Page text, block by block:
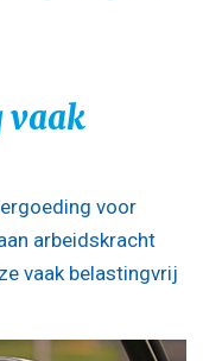
vaak
voor
arbeidskracht
vaak belastingvrij